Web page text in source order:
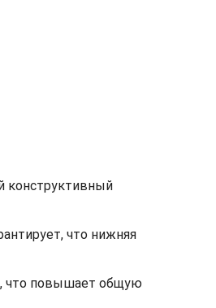
конструктивный
что нижняя
что повышает общую